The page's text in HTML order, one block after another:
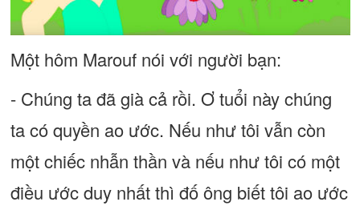
Một hôm Marouf nói với người bạn:
- Chúng ta đã già cả rồi. Ơ tuổi này chúng
ta có quyền ao ước. Nếu như tôi vẫn còn
một chiếc nhẫn thần và nếu như tôi có một
điều ước duy nhất thì đố ông biết tôi ao ước